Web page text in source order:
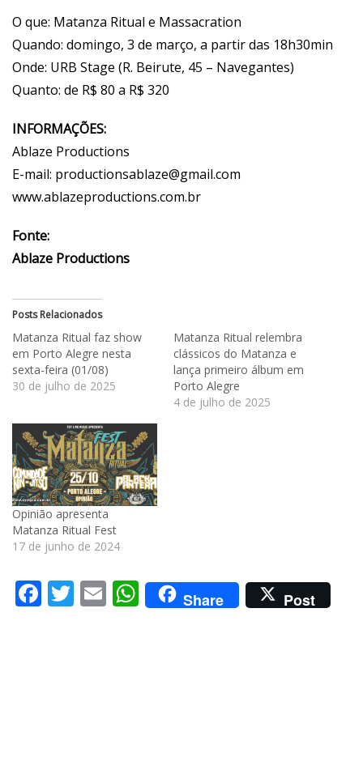
O que: Matanza Ritual e Massacration
Quando: domingo, 3 de março, a partir das 18h30min
Onde: URB Stage (R. Beirute, 45 – Navegantes)
Quanto: de R$ 80 a R$ 320
INFORMAÇÕES:
Ablaze Productions
E-mail: productionsablaze@gmail.com
www.ablazeproductions.com.br
Fonte:
Ablaze Productions
Posts Relacionados
Matanza Ritual faz show
em Porto Alegre nesta
sexta-feira (01/08)
30 de julho de 2025
Matanza Ritual relembra
clássicos do Matanza e
lança primeiro álbum em
Porto Alegre
4 de julho de 2025
Opinião apresenta
Matanza Ritual Fest
17 de junho de 2024
Facebook
Twitter
EmailWhatsApp
Share Post